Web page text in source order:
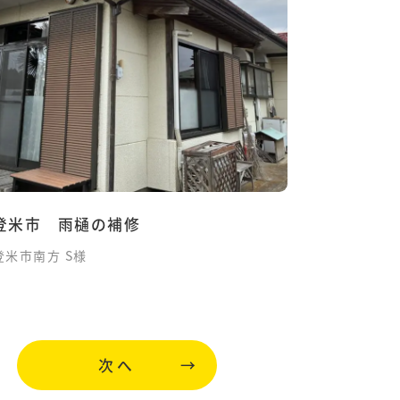
米市 雨樋の補修
米市南方 S様
次へ